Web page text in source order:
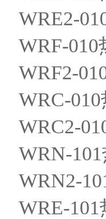
WRE2-
WRF-010
WRF2-
WRC-010
WRC2-
WRN-101
WRN2-
WRE-101